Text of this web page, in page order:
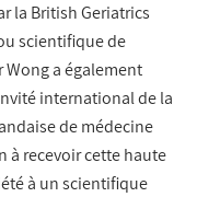
la British Geriatrics
scientifique de
a également
international de la
de médecine
à recevoir cette haute
à un scientifique